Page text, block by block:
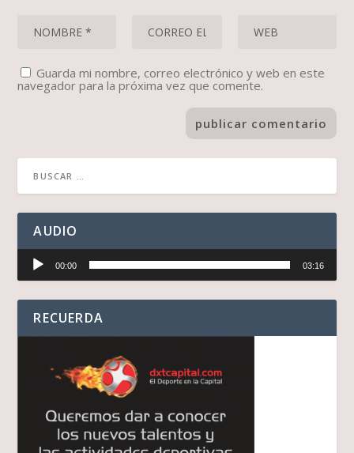
Guarda mi nombre, correo electrónico y web en este
navegador para la próxima vez que comente.
AUDIO
Reproductor
audio
00:00 03:16
RECUERDA